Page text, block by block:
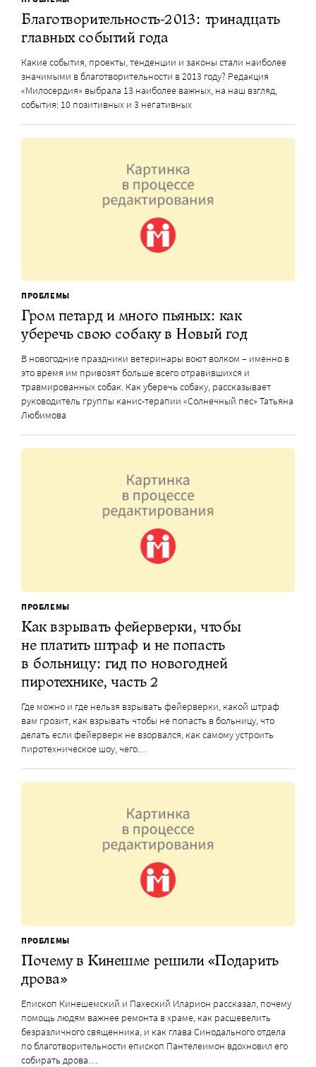
Благотворительность-2013: тринадцать
главных событий года
Какие события, проекты, тенденции и законы стали наиболее
значимыми в благотворительности в 2013 году? Редакция
«Милосердия» выбрала 13 наиболее важных, на наш взгляд,
события: 10 позитивных и 3 негативных
ПРОБЛЕМЫ
Гром петард и много пьяных: как
уберечь свою собаку в Новый год
В новогодние праздники ветеринары воют волком – именно в
это время им привозят больше всего отравившихся и
травмированных собак. Как уберечь собаку, рассказывает
руководитель группы канис-терапии «Солнечный пес» Татьяна
Любимова
ПРОБЛЕМЫ
Как взрывать фейерверки, чтобы
не платить штраф и не попасть
в больницу: гид по новогодней
пиротехнике, часть 2
Где можно и где нельзя взрывать фейерверки, какой штраф
вам грозит, как взрывать чтобы не попасть в больницу, что
делать если фейерверк не взорвался, как самому устроить
пиротехническое шоу, чего…
ПРОБЛЕМЫ
Почему в Кинешме решили «Подарить
дрова»
Епископ Кинешемский и Пахеский Иларион рассказал, почему
помощь людям важнее ремонта в храме, как расшевелить
безразличного священника, и как глава Синодального отдела
по благотворительности епископ Пантелеимон вдохновил его
собирать дрова…